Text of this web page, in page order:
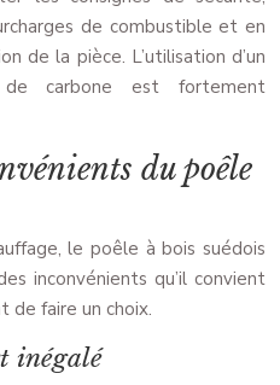
de combustible et en
de la pièce. L’utilisation d’un
carbone est fortement
du poêle
le poêle à bois suédois
inconvénients qu’il convient
de faire un choix.
inégalé